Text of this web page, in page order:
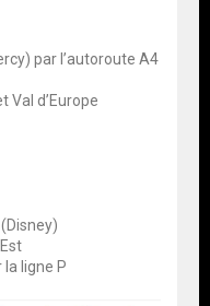
par l’autoroute A4
Val d’Europe
la ligne P